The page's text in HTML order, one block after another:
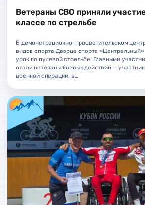
Ветераны СВО приняли
классе по стрельбе
В демонстрационно-просветительском
видов спорта Дворца спорта
урок по пулевой стрельбе. Главными
стали ветераны боевых действий —
военной операции, в…